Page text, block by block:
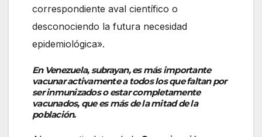
correspondiente aval científico o
desconociendo la futura necesidad
epidemiológica».
En Venezuela, subrayan, es más importante
vacunar activamente a todos los que faltan por
ser inmunizados o estar completamente
vacunados, que es más de la mitad de la
población.